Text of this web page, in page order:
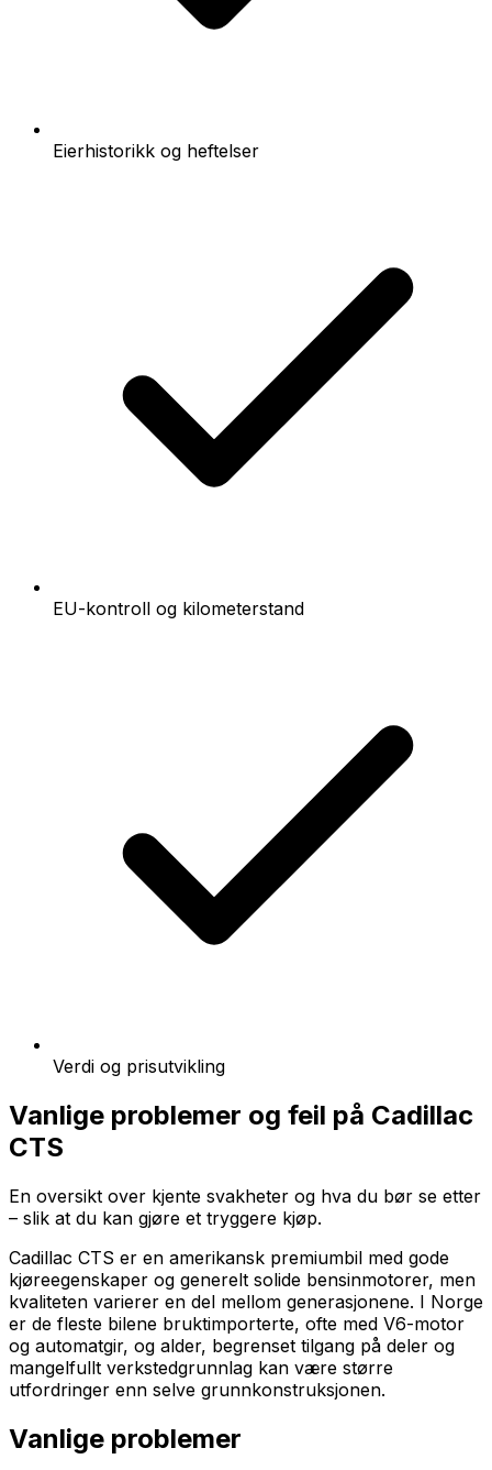
Eierhistorikk og heftelser
EU-kontroll og kilometerstand
Verdi og prisutvikling
Vanlige problemer og feil på Cadillac
CTS
En oversikt over kjente svakheter og hva du bør se etter
– slik at du kan gjøre et tryggere kjøp.
Cadillac CTS er en amerikansk premiumbil med gode
kjøreegenskaper og generelt solide bensinmotorer, men
kvaliteten varierer en del mellom generasjonene. I Norge
er de fleste bilene bruktimporterte, ofte med V6-motor
og automatgir, og alder, begrenset tilgang på deler og
mangelfullt verkstedgrunnlag kan være større
utfordringer enn selve grunnkonstruksjonen.
Vanlige problemer